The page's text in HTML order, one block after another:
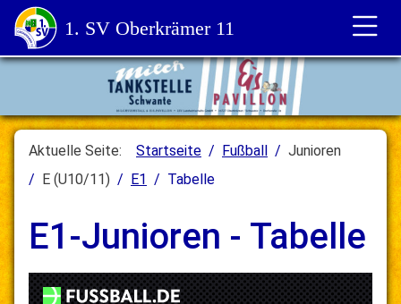
1. SV Oberkrämer 11
Aktuelle Seite: Startseite Fußball
Junioren
E (U10/11)
E1 Tabelle
E1-Junioren - Tabelle